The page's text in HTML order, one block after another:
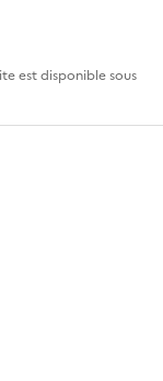
est disponible sous